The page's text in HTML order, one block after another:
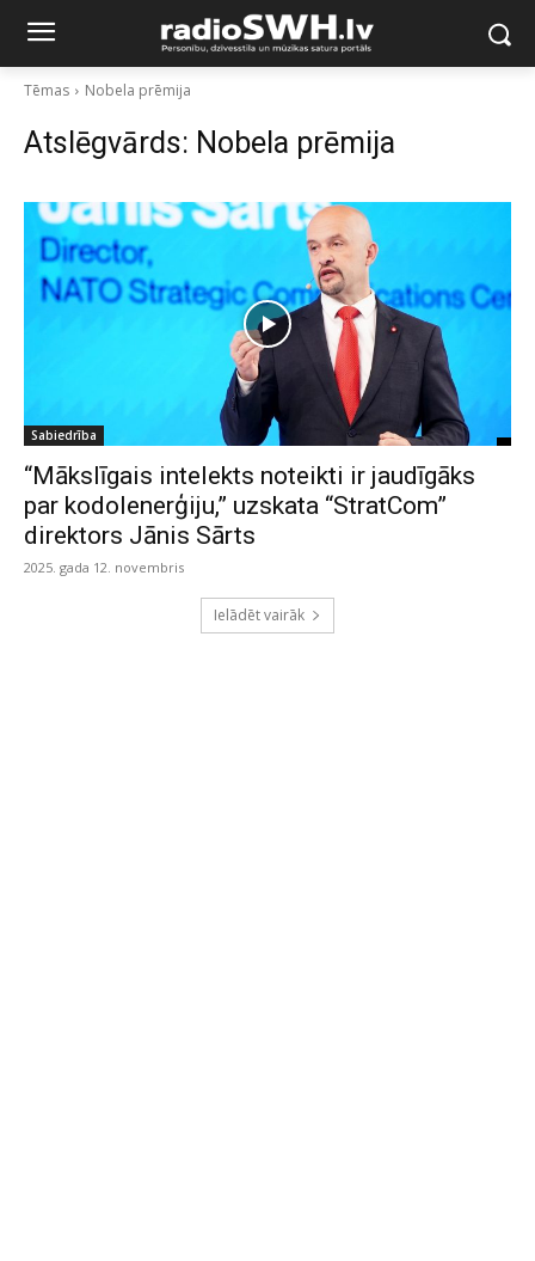
Tēmas Nobela prēmija
Atslēgvārds: Nobela prēmija
Sabiedrība
“Mākslīgais intelekts noteikti ir jaudīgāks
par kodolenerģiju,” uzskata “StratCom”
direktors Jānis Sārts
2025. gada 12. novembris
Ielādēt vairāk